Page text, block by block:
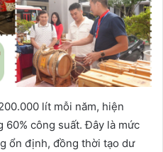
lít mỗi năm, hiện
60% công suất. Đây là mức
ổn định, đồng thời tạo dư